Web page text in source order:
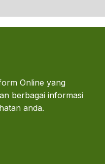
Online yang
berbagai informasi
anda.